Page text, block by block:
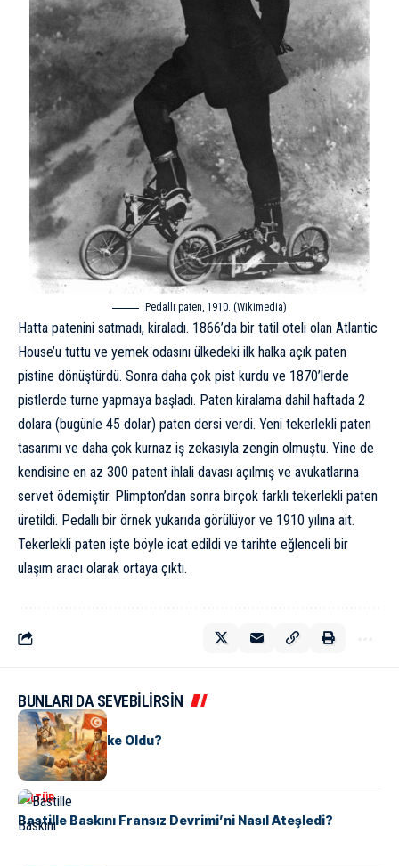
Pedallı paten, 1910. (Wikimedia)
Hatta patenini satmadı, kiraladı. 1866’da bir tatil oteli olan Atlantic
House’u tuttu ve yemek odasını ülkedeki ilk halka açık paten
pistine dönüştürdü. Sonra daha çok pist kurdu ve 1870’lerde
pistlerde turne yapmaya başladı. Paten kiralama dahil haftada 2
dolara (bugünle 45 dolar) paten dersi verdi. Yeni tekerlekli paten
tasarımı ve daha çok kurnaz iş zekasıyla zengin olmuştu. Yine de
kendisine en az 300 patent ihlali davası açılmış ve avukatlarına
servet ödemiştir. Plimpton’dan sonra birçok farklı tekerlekli paten
üretildi. Pedallı bir örnek yukarıda görülüyor ve 1910 yılına ait.
Tekerlekli paten işte böyle icat edildi ve tarihte eğlenceli bir
ulaşım aracı olarak ortaya çıktı.
BUNLARI DA SEVEBİLİRSİN
KÜLTÜR
Tunus Nasıl Ülke Oldu?
KÜLTÜR
Bastille Baskını Fransız Devrimi’ni Nasıl Ateşledi?